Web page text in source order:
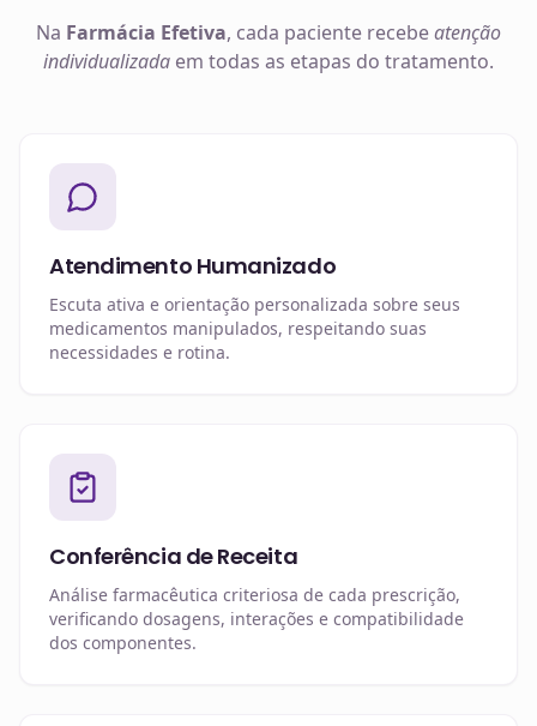
Na Farmácia Efetiva, cada paciente recebeatenção
individualizada em todas as etapas do tratamento.
Atendimento Humanizado
Escuta ativa e orientação personalizada sobre seus
medicamentos manipulados, respeitando suas
necessidades e rotina.
Conferência de Receita
Análise farmacêutica criteriosa de cada prescrição,
verificando dosagens, interações e compatibilidade
dos componentes.